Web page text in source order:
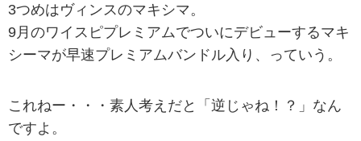
3つめはヴィンスのマキシマ。
9月のワイスピプレミアムでついにデビューするマキ
シーマが早速プレミアムバンドル入り、っていう。
これねー・・・素人考えだと「逆じゃね！？」なん
ですよ。